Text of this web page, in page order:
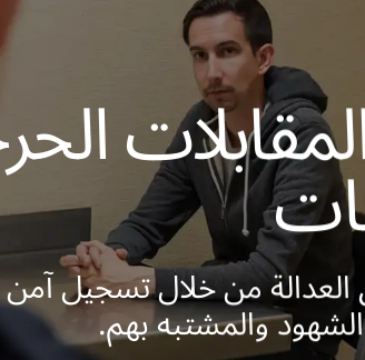
العدالة من خلال تسجيل آمن
والمشتبه بهم.